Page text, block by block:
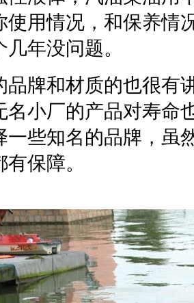
使用情况，和保养情
年没问题。
品牌和材质的也很有
名小厂的产品对寿命
一些知名的品牌，虽
保障。